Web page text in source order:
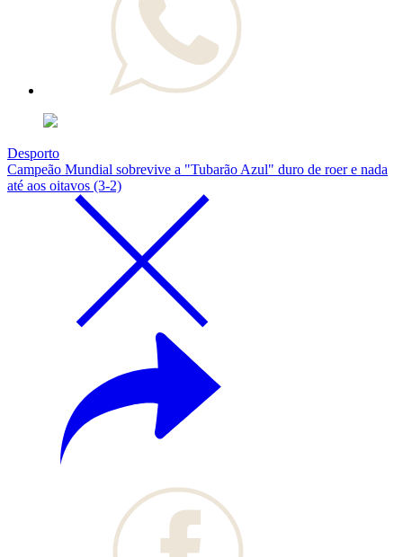
Desporto
Campeão Mundial sobrevive a "Tubarão Azul" duro de roer e nada
até aos oitavos (3-2)